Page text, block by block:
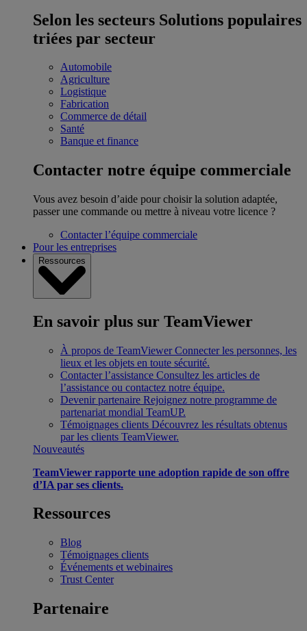
Selon les secteurs Solutions populaires
triées par secteur
Automobile
Agriculture
Logistique
Fabrication
Commerce de détail
Santé
Banque et finance
Contacter notre équipe commerciale
Vous avez besoin d’aide pour choisir la solution adaptée,
passer une commande ou mettre à niveau votre licence ?
Contacter l’équipe commerciale
Pour les entreprises
Ressources
En savoir plus sur TeamViewer
À propos de TeamViewer Connecter les personnes, les
lieux et les objets en toute sécurité.
Contacter l’assistance Consultez les articles de
l’assistance ou contactez notre équipe.
Devenir partenaire Rejoignez notre programme de
partenariat mondial TeamUP.
Témoignages clients Découvrez les résultats obtenus
par les clients TeamViewer.
Nouveautés
TeamViewer rapporte une adoption rapide de son offre
d’IA par ses clients.
Ressources
Blog
Témoignages clients
Événements et webinaires
Trust Center
Partenaire